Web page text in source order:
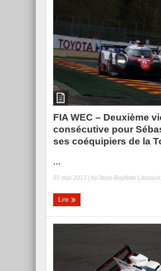
FIA WEC – Deuxième
consécutive pour
ses coéquipiers de la
...
07 mai 2017 | by Jean-Baptiste Lassaux
Lire